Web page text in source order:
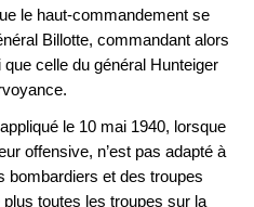
le haut-commandement se
Billotte, commandant alors
celle du général Hunteiger
le 10 mai 1940, lorsque
offensive, n’est pas adapté à
bombardiers et des troupes
toutes les troupes sur la